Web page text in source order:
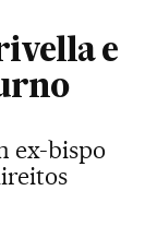
e
ex-bispo